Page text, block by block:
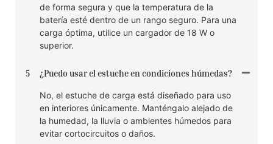
de forma segura y que la temperatura de la
batería esté dentro de un rango seguro. Para una
carga óptima, utilice un cargador de 18 W o
superior.
5 ¿Puedo usar el estuche en condiciones húmedas?
No, el estuche de carga está diseñado para uso
en interiores únicamente. Manténgalo alejado de
la humedad, la lluvia o ambientes húmedos para
evitar cortocircuitos o daños.